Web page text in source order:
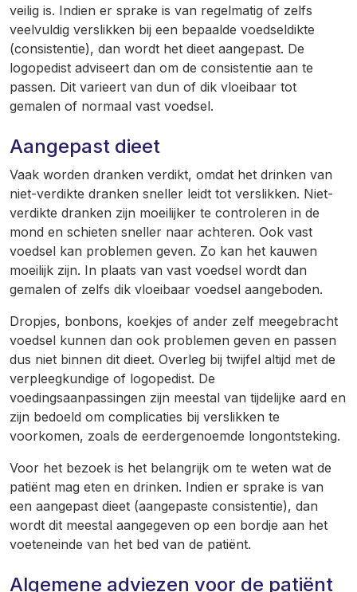
veilig is. Indien er sprake is van regelmatig of zelfs
veelvuldig verslikken bij een bepaalde voedseldikte
(consistentie), dan wordt het dieet aangepast. De
logopedist adviseert dan om de consistentie aan te
passen. Dit varieert van dun of dik vloeibaar tot
gemalen of normaal vast voedsel.
Aangepast dieet
Vaak worden dranken verdikt, omdat het drinken van
niet-verdikte dranken sneller leidt tot verslikken. Niet-
verdikte dranken zijn moeilijker te controleren in de
mond en schieten sneller naar achteren. Ook vast
voedsel kan problemen geven. Zo kan het kauwen
moeilijk zijn. In plaats van vast voedsel wordt dan
gemalen of zelfs dik vloeibaar voedsel aangeboden.
Dropjes, bonbons, koekjes of ander zelf meegebracht
voedsel kunnen dan ook problemen geven en passen
dus niet binnen dit dieet. Overleg bij twijfel altijd met de
verpleegkundige of logopedist. De
voedingsaanpassingen zijn meestal van tijdelijke aard en
zijn bedoeld om complicaties bij verslikken te
voorkomen, zoals de eerdergenoemde longontsteking.
Voor het bezoek is het belangrijk om te weten wat de
patiënt mag eten en drinken. Indien er sprake is van
een aangepast dieet (aangepaste consistentie), dan
wordt dit meestal aangegeven op een bordje aan het
voeteneinde van het bed van de patiënt.
Algemene adviezen voor de patiënt